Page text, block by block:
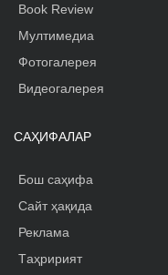
Book Review
Мултимедиа
Фотогалерея
Видеогалерея
САҲИФАЛАР
Бош саҳифа
Сайт ҳақида
Реклама
Tаҳририят